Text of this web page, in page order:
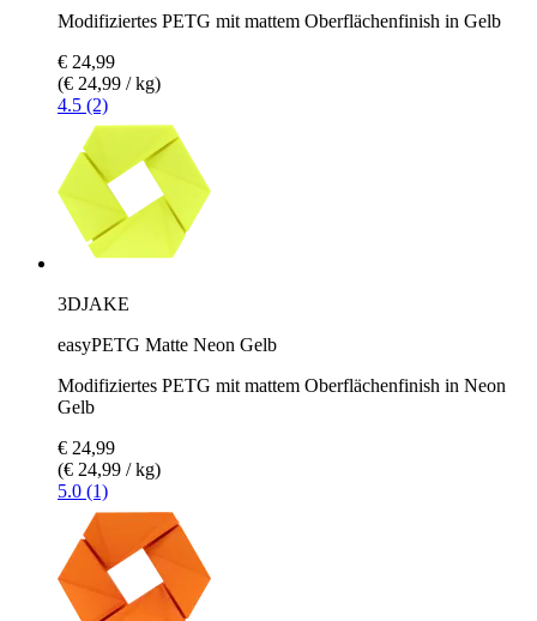
Modifiziertes PETG mit mattem Oberflächenfinish in Gelb
€ 24,99
(€ 24,99 / kg)
4.5 (2)
3DJAKE
easyPETG Matte Neon Gelb
Modifiziertes PETG mit mattem Oberflächenfinish in Neon
Gelb
€ 24,99
(€ 24,99 / kg)
5.0 (1)